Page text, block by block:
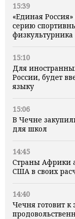
15:39
«Единая
серию
физкультурника
15:10
Для
России, будет
языку
15:06
В Чечне
для школ
14:45
Страны Африки
США в своих
14:40
Чечня готовит к